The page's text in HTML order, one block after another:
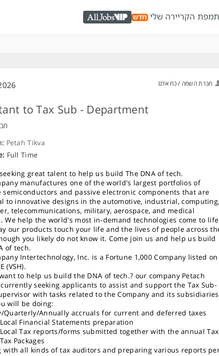
מפת הקריירה שלי AllJobs VIP
חברת השמה / כח אדם
to Tax Sub - Department
Petah Tikva
Full Time
great talent to help us build The DNA of tech.
manufactures one of the world's largest portfolios of
semiconductors and passive electronic components that are
to innovative designs in the automotive, industrial,
telecommunications, military, aerospace, and medical
We help the world's most in-demand technologies come to
our products touch your life and the lives of people across
you likely do not know it. Come join us and help us build
of tech.
Intertechnology, Inc. is a Fortune 1,000 Company listed on
(VSH).
to help us build the DNA of tech.? our company Petach
seeking applicants to assist and support the Tax Sub-
with tasks related to the Company and its
will be doing:
Quarterly/Annually accruals for current and deferred taxes
Financial Statements preparation
Tax reports/forms submitted together with the annual Tax
Packages
with all kinds of tax auditors and preparing various reports